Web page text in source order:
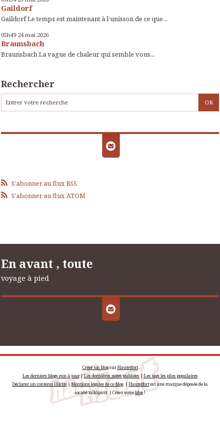
Gaildorf
Gaildorf Le temps est maintenant à l’unisson de ce que...
05h49 24 mai 2026
Braunsbach
Braunsbach La vague de chaleur qui semble vous...
Rechercher
S'abonner au flux RSS
S'abonner au flux ATOM
En avant , toute
voyage à pied
Créer un blogsurHautetfort
Les derniers blogs mis à jour|Les dernières notes publiées |Les tags les plus populaires
Déclarer un contenu illicite|Mentions légales de ce blog| Hautetfortest une marque déposée de la
société talkSpirit | Créez votreblog!